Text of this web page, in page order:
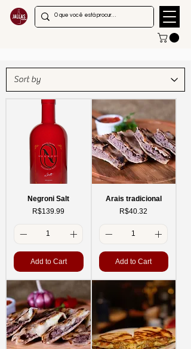
Negroni Salt
Price
R$139.99
Add to Cart
Arais tradicional
Price
R$40.32
Add to Cart